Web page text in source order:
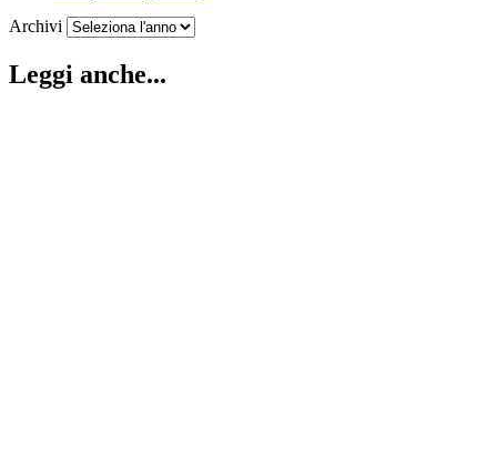
Archivi
Leggi anche...